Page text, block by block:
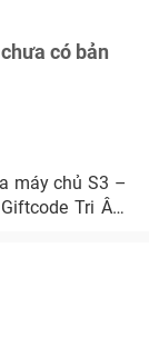
có bản
máy chủ S3 –
Tri Ân: